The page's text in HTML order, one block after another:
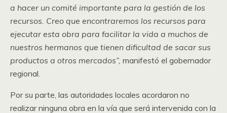
a hacer un comité importante para la gestión de los
recursos. Creo que encontraremos los recursos para
ejecutar esta obra para facilitar la vida a muchos de
nuestros hermanos que tienen dificultad de sacar sus
productos a otros mercados”, manifestó el gobernador
regional.
Por su parte, las autoridades locales acordaron no
realizar ninguna obra en la vía que será intervenida con la